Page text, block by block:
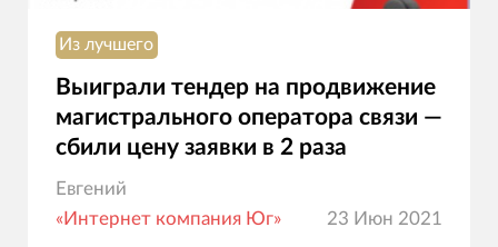
Из лучшего
Выиграли тендер на продвижение
магистрального оператора связи —
сбили цену заявки в 2 раза
Евгений
«Интернет компания Юг»
23 Июн 2021